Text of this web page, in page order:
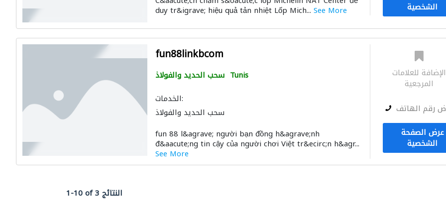
duy tr&igrave; hiệu quả tản nhiệt Lốp Mich... See More الشخصية
fun88linkbcom
سحب الحديد والفولاذ Tunis
الخدمات:
سحب الحديد والفولاذ
fun 88 l&agrave; người bạn đồng h&agrave;nh
đ&aacute;ng tin cậy của người chơi Việt tr&ecirc;n h&agr...
See More
الإضافة للعلامات
المرجعية
رقم الهاتف
عرض الصفحة
الشخصية
1-10 of 3 النتائج